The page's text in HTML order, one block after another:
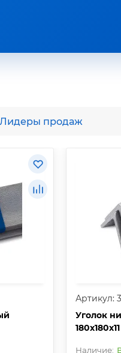
Лидеры продаж
Артикул:
Уголок
180х180х11